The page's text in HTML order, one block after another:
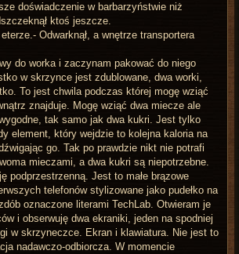
doświadczenie w barbarzyństwie niż
ktoś jeszcze.
Odwarknął, a wnętrze transportera
do worka i zaczynam pakować do niego
w skrzynce jest zdublowane, dwa worki,
To jest chwila podczas której mogę wziąć
znajduje. Mogę wziąć dwa miecze ale
tak samo jak dwa kukri. Jest tylko
element, który wejdzie to kolejna kaloria na
go. Tak po prawdzie nikt nie potrafi
mieczami, a dwa kukri są niepotrzebne.
podprzestrzenną. Jest to małe brązowe
telefonów stylizowane jako pudełko na
oznaczone literami TechLab. Otwieram je
i obserwuję dwa ekraniki, jeden na spodniej
w skrzyneczce. Ekran i klawiatura. Nie jest to
nadawczo-odbiorcza. W momencie